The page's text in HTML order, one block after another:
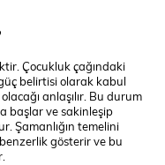
Çocukluk çağındaki
belirtisi olarak kabul
anlaşılır. Bu durum
başlar ve sakinleşip
Şamanlığın temelini
gösterir ve bu